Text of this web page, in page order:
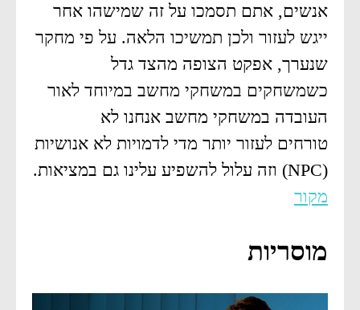
אנשים, אתם תסמכו על זה שמישהו אחר
ייגש לעזור ולכן תמשיכו הלאה. על פי מחקר
שנערך, אפקט הצופה מהצד גדל
כשמשחקים במשחקי מחשב במיוחד לאור
העובדה במשחקי מחשב אנחנו לא
טורחים לעזור יותר מדי לדמויות לא אנושיות
(NPC) וזה עלול להשפיע עלינו גם במציאות.
מקור
מוסריות